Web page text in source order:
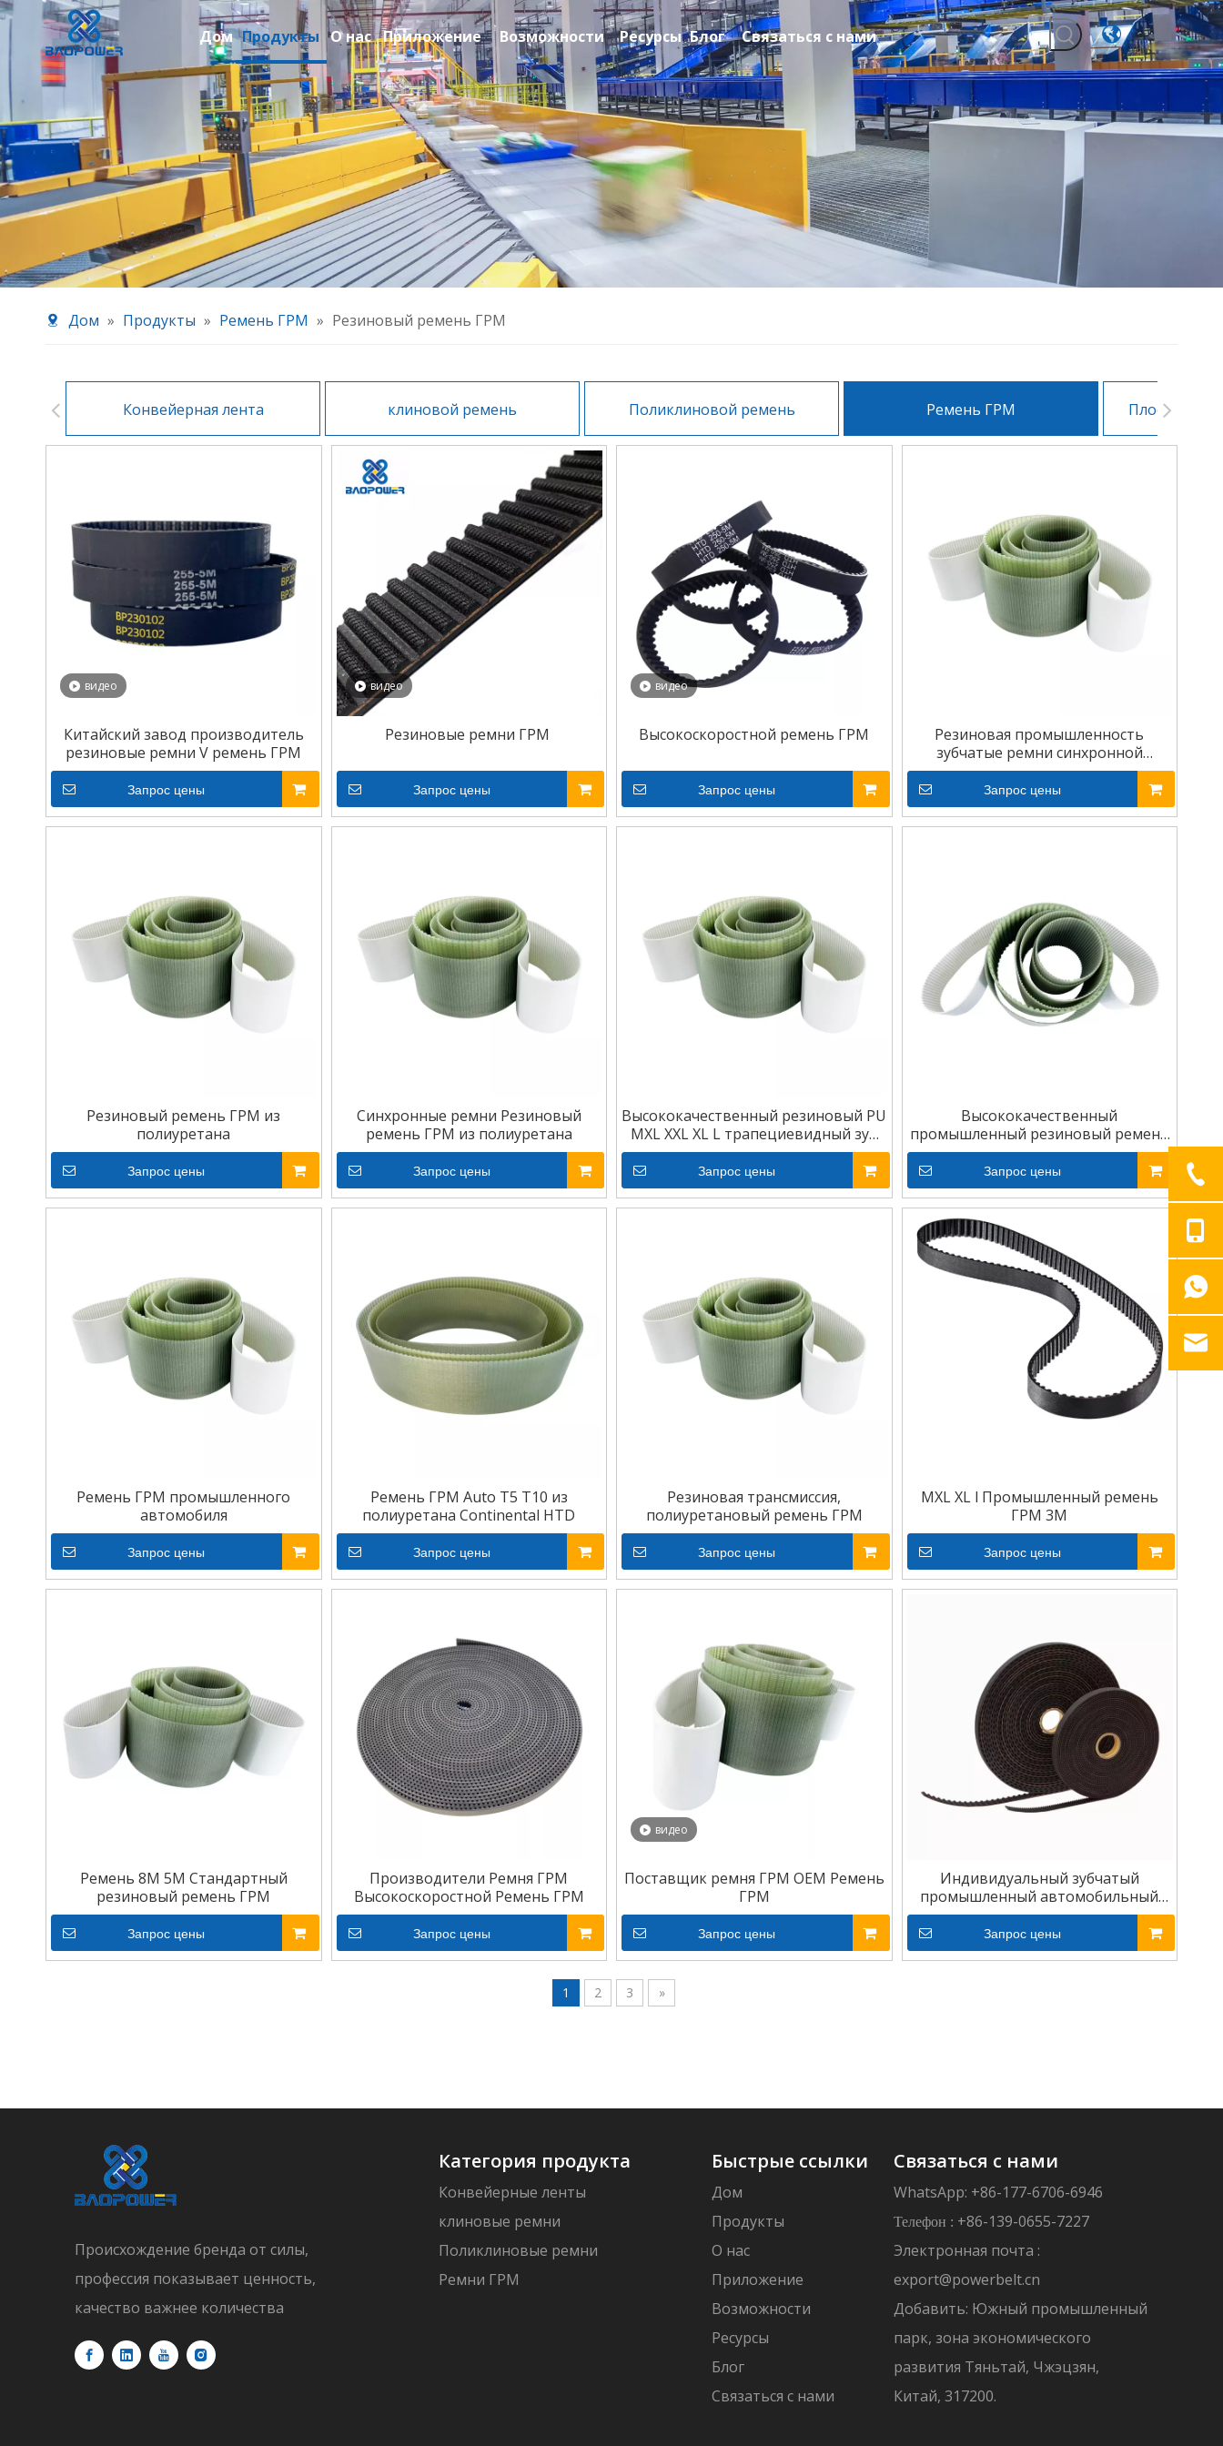
Дом Продукты О нас Приложение Возможности Ресурсы Блог Связаться с нами
Дом » Продукты » Ремень ГРМ » Резиновый ремень ГРМ
Конвейерная лента клиновой ремень Поликлиновой ремень Ремень ГРМ Плоский
видео
Китайский завод производитель
резиновые ремни V ремень ГРМ
Запрос цены
видео
Резиновые ремни ГРМ
Запрос цены
видео
Высокоскоростной ремень ГРМ
Запрос цены
Резиновая промышленность
зубчатые ремни синхронной
передачи мощности
Запрос цены
Резиновый ремень ГРМ из
полиуретана
Запрос цены
Синхронные ремни Резиновый
ремень ГРМ из полиуретана
Запрос цены
Высококачественный резиновый PU
MXL XXL XL L трапециевидный зуб
промышленный ремень ГРМ
Запрос цены
Высококачественный
промышленный резиновый ремень
ГРМ из полиуретана
Запрос цены
Ремень ГРМ промышленного
автомобиля
Запрос цены
Ремень ГРМ Auto T5 T10 из
полиуретана Continental HTD
Запрос цены
Резиновая трансмиссия,
полиуретановый ремень ГРМ
Запрос цены
MXL XL l Промышленный ремень
ГРМ 3M
Запрос цены
Ремень 8M 5M Стандартный
резиновый ремень ГРМ
Запрос цены
Производители Ремня ГРМ
Высокоскоростной Ремень ГРМ
Запрос цены
видео
Поставщик ремня ГРМ OEM Ремень
ГРМ
Запрос цены
Индивидуальный зубчатый
промышленный автомобильный
резиновый ремень ГРМ T5 PU XL
MXL
Запрос цены
1 2 3 »
Происхождение бренда от силы,
профессия показывает ценность,
качество важнее количества
Категория продукта
Конвейерные ленты
клиновые ремни
Поликлиновые ремни
Ремни ГРМ
Быстрые ссылки
Дом
Продукты
О нас
Приложение
Возможности
Ресурсы
Блог
Связаться с нами
Связаться с нами
WhatsApp: +86-177-6706-6946
Телефон : +86-139-0655-7227
Электронная почта :
export@powerbelt.cn
Добавить: Южный промышленный
парк, зона экономического
развития Тяньтай, Чжэцзян,
Китай, 317200.